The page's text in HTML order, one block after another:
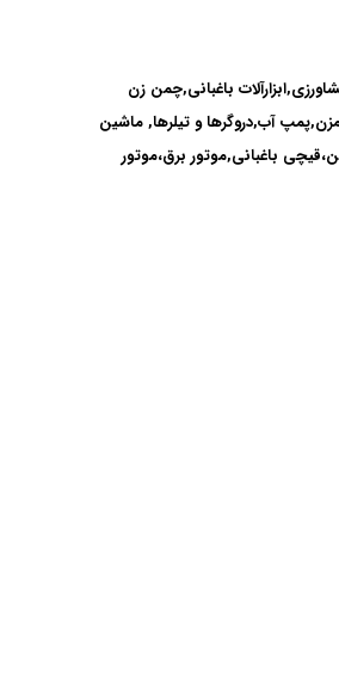
باغبانی,چمن زن
آب,دروگرها و تیلرها, ماشین
باغبانی,موتور برق،موتور